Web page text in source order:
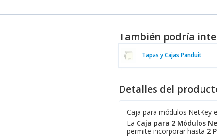
También podría
Tapas y Cajas Panduit
Detalles del
Caja para módulos NetKey
La Caja para 2 Módulos
permite incorporar hasta 2